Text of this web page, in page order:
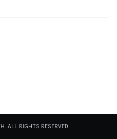
ALL RIGHTS RESERVED.